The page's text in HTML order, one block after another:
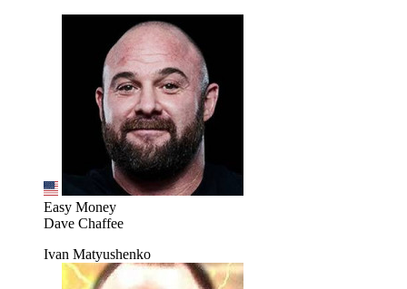
Easy Money
Dave Chaffee
Ivan Matyushenko